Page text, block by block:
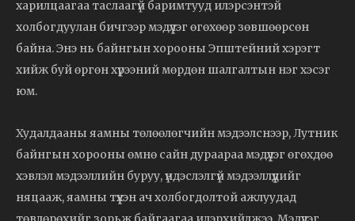
харилцаагаа таслаагүй баримтууд илэрсэнтэй
холбогдуулан бичгээр мэдүүлэг өгөхөөр зөвшөөрсөн
байна. Энэ нь байнгын хорооны Эпштейний хэрэгт
хийж буй өргөн хүрээний мөрдөн шалгалтын нэг хэсэг
юм.
Худалдааны яамны төлөөлөгчийн мэдээлснээр, Лутник
байнгын хорооны өмнө сайн дураараа мэдүүлэг өгөхдөө
хэвлэл мэдээллийн буруу, үндэслэлгүй мэдээллүүдийг
няцааж, яамны түүхэн ач холбогдолтой ажлуудад